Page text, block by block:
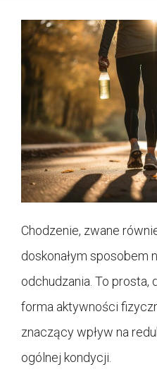
Chodzenie, zwane
doskonałym sposobem
odchudzania. To prosta,
forma aktywności
znaczący wpływ na
ogólnej kondycji.